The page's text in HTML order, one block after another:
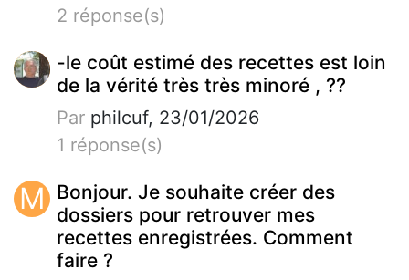
2 réponse(s)
-le coût estimé des recettes est loin
de la vérité très très minoré , ??
Par philcuf, 23/01/2026
1 réponse(s)
M Bonjour. Je souhaite créer des
dossiers pour retrouver mes
recettes enregistrées. Comment
faire ?